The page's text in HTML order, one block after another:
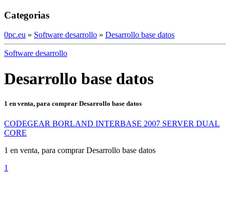
Categorias
0pc.eu » Software desarrollo » Desarrollo base datos
Software desarrollo
Desarrollo base datos
1 en venta, para comprar Desarrollo base datos
CODEGEAR BORLAND INTERBASE 2007 SERVER DUAL
CORE
1 en venta, para comprar Desarrollo base datos
1